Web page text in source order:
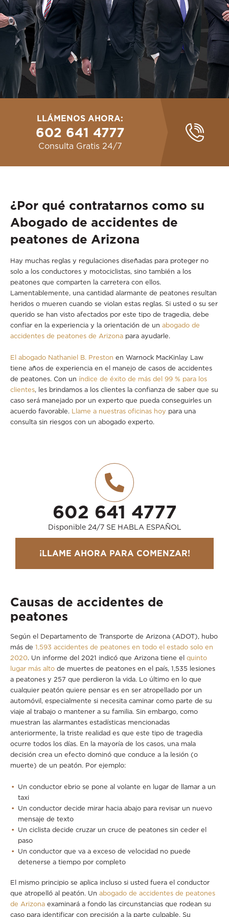
LLÁMENOS AHORA:
602 641 4777
Consulta Gratis 24/7
¿Por qué contratarnos como su
Abogado de accidentes de
peatones de Arizona
Hay muchas reglas y regulaciones diseñadas para proteger no
solo a los conductores y motociclistas, sino también a los
peatones que comparten la carretera con ellos.
Lamentablemente, una cantidad alarmante de peatones resultan
heridos o mueren cuando se violan estas reglas. Si usted o su ser
querido se han visto afectados por este tipo de tragedia, debe
confiar en la experiencia y la orientación de un abogado de
accidentes de peatones de Arizona para ayudarle.
El abogado Nathaniel B. Preston en Warnock MacKinlay Law
tiene años de experiencia en el manejo de casos de accidentes
de peatones. Con un índice de éxito de más del 99 % para los
clientes , les brindamos a los clientes la confianza de saber que su
caso será manejado por un experto que pueda conseguirles un
acuerdo favorable. Llame a nuestras oficinas hoy para una
consulta sin riesgos con un abogado experto.
602 641 4777
Disponible 24/7 SE HABLA ESPAÑOL
¡LLAME AHORA PARA COMENZAR!
Causas de accidentes de
peatones
Según el Departamento de Transporte de Arizona (ADOT), hubo
más de 1,593 accidentes de peatones en todo el estado solo en
2020 . Un informe del 2021 indicó que Arizona tiene el quinto
lugar más alto de muertes de peatones en el país, 1,535 lesiones
a peatones y 257 que perdieron la vida. Lo último en lo que
cualquier peatón quiere pensar es en ser atropellado por un
automóvil, especialmente si necesita caminar como parte de su
viaje al trabajo o mantener a su familia. Sin embargo, como
muestran las alarmantes estadísticas mencionadas
anteriormente, la triste realidad es que este tipo de tragedia
ocurre todos los días. En la mayoría de los casos, una mala
decisión crea un efecto dominó que conduce a la lesión (o
muerte) de un peatón. Por ejemplo:
Un conductor ebrio se pone al volante en lugar de llamar a un
taxi
Un conductor decide mirar hacia abajo para revisar un nuevo
mensaje de texto
Un ciclista decide cruzar un cruce de peatones sin ceder el
paso
Un conductor que va a exceso de velocidad no puede
detenerse a tiempo por completo
El mismo principio se aplica incluso si usted fuera el conductor
que atropelló al peatón. Un abogado de accidentes de peatones
de Arizona examinará a fondo las circunstancias que rodean su
caso para identificar con precisión a la parte culpable. Su